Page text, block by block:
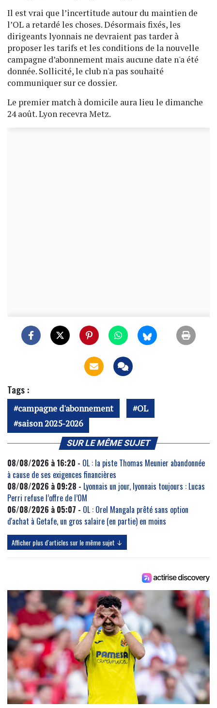
Il est vrai que l’incertitude autour du maintien de
l’OL a retardé les choses. Désormais fixés, les
dirigeants lyonnais ne devraient pas tarder à
proposer les tarifs et les conditions de la nouvelle
campagne d’abonnement mais aucune date n'a été
donnée. Sollicité, le club n'a pas souhaité
communiquer sur ce dossier.
Le premier match à domicile aura lieu le dimanche
24 août. Lyon recevra Metz.
Tags :
campagne d'abonnement
OL
saison 2025-2026
SUR LE MÊME SUJET
08/08/2026 à 16:20 - OL : la piste Thomas Meunier abandonnée
à cause de ses exigences financières
08/08/2026 à 09:28 - Lyonnais un jour, lyonnais toujours : Lucas
Perri refuse l’offre de l’OM
06/08/2026 à 05:07 - OL : Orel Mangala prêté sans option
d'achat à Getafe, un gros salaire (en partie) en moins
Afficher plus d'articles sur le même sujet ↓